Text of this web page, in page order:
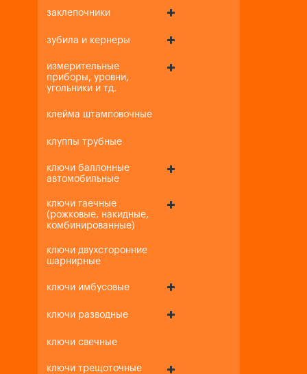
заклепочники
зубила и кернеры
измерительные
приборы, уровни,
угольники и тд.
клейма штамповочные
клуппы трубные
ключи баллонные
автомобильные
ключи гаечные
(рожковые, накидные,
комбинированные)
ключи двухсторонние
шарнирные
ключи имбусовые
ключи разводные
ключи свечные
ключи трещоточные